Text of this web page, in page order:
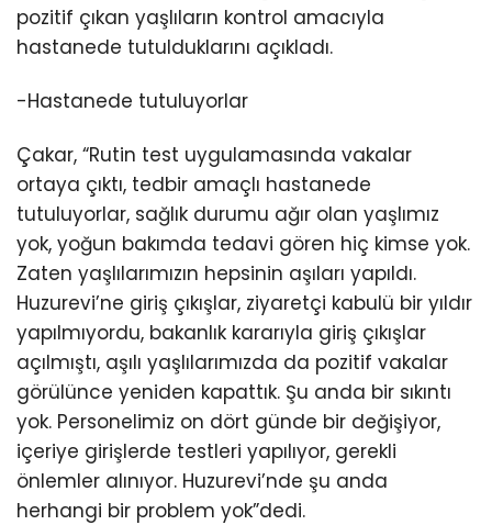
pozitif çıkan yaşlıların kontrol amacıyla
hastanede tutulduklarını açıkladı.
-Hastanede tutuluyorlar
Çakar, “Rutin test uygulamasında vakalar
ortaya çıktı, tedbir amaçlı hastanede
tutuluyorlar, sağlık durumu ağır olan yaşlımız
yok, yoğun bakımda tedavi gören hiç kimse yok.
Zaten yaşlılarımızın hepsinin aşıları yapıldı.
Huzurevi’ne giriş çıkışlar, ziyaretçi kabulü bir yıldır
yapılmıyordu, bakanlık kararıyla giriş çıkışlar
açılmıştı, aşılı yaşlılarımızda da pozitif vakalar
görülünce yeniden kapattık. Şu anda bir sıkıntı
yok. Personelimiz on dört günde bir değişiyor,
içeriye girişlerde testleri yapılıyor, gerekli
önlemler alınıyor. Huzurevi’nde şu anda
herhangi bir problem yok”dedi.